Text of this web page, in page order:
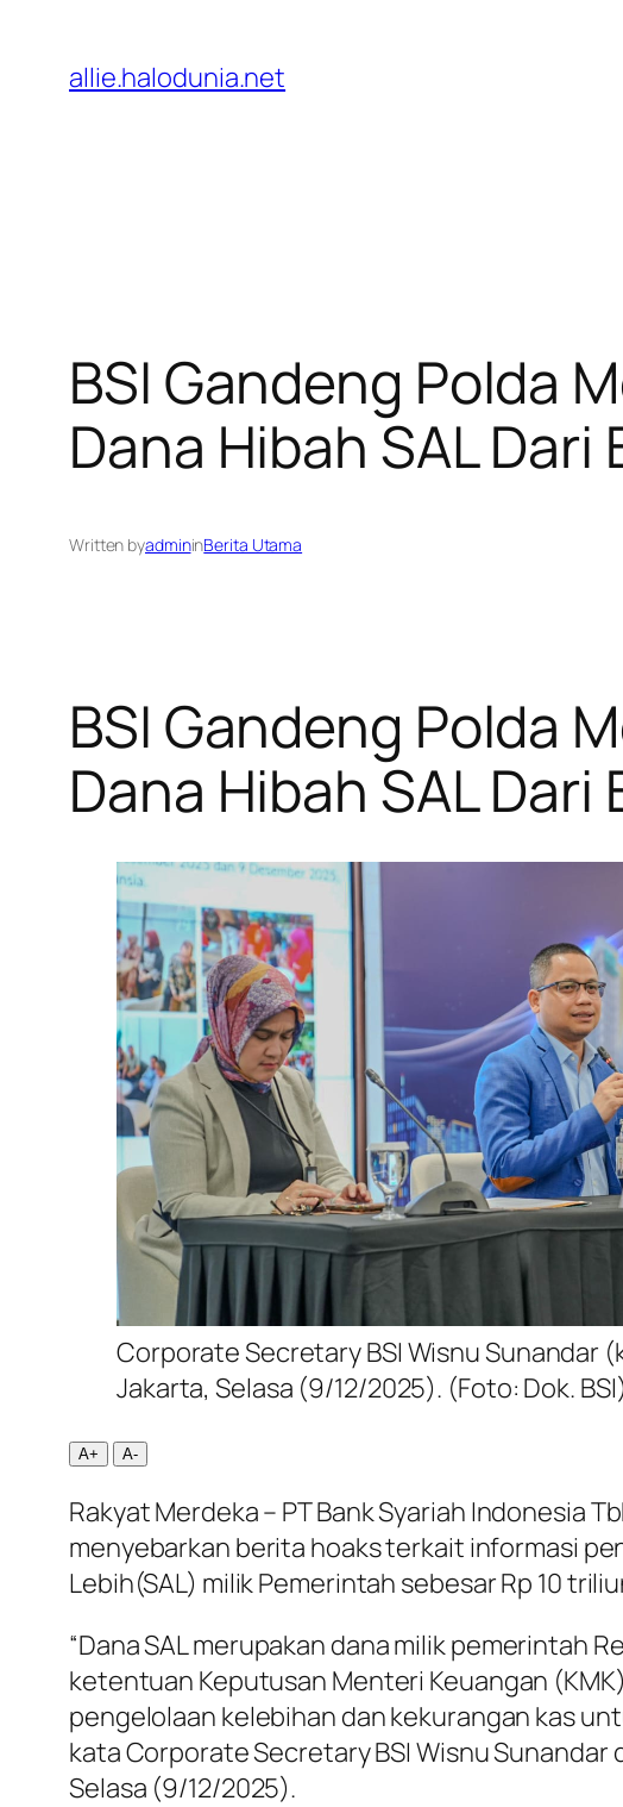
konten
allie.halodunia.net
BSI Gandeng Polda
Dana Hibah SAL Dari
Written byadmininBerita Utama
BSI Gandeng Polda
Dana Hibah SAL Dari
Corporate Secretary BSI Wisnu Sunandar
Jakarta, Selasa (9/12/2025). (Foto: Dok. BSI)
A+ A-
Rakyat Merdeka – PT Bank Syariah Indonesia
menyebarkan berita hoaks terkait informasi
Lebih(SAL) milik Pemerintah sebesar Rp 10
“Dana SAL merupakan dana milik pemerintah
ketentuan Keputusan Menteri Keuangan
pengelolaan kelebihan dan kekurangan kas
kata Corporate Secretary BSI Wisnu Sunandar
Selasa (9/12/2025).